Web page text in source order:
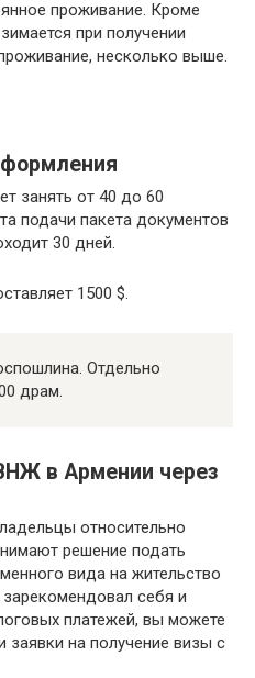
проживание. Кроме
при получении
несколько выше.
занять от 40 до 60
подачи пакета документов
30 дней.
1500 $.
Отдельно
драм.
в Армении через
относительно
решение подать
вида на жительство
себя и
платежей, вы можете
заявки на получение визы с